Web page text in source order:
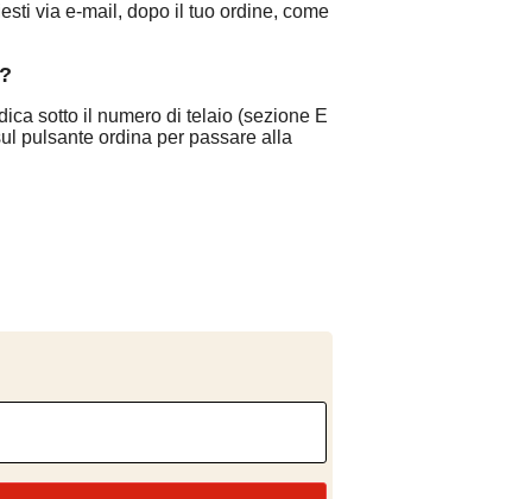
via e-mail, dopo il tuo ordine, come
sotto il numero di telaio (sezione E
pulsante ordina per passare alla